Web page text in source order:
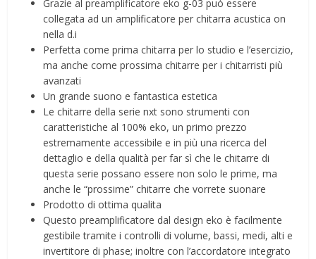
Grazie al preamplificatore eko g-03 può essere
collegata ad un amplificatore per chitarra acustica on
nella d.i
Perfetta come prima chitarra per lo studio e l’esercizio,
ma anche come prossima chitarre per i chitarristi più
avanzati
Un grande suono e fantastica estetica
Le chitarre della serie nxt sono strumenti con
caratteristiche al 100% eko, un primo prezzo
estremamente accessibile e in più una ricerca del
dettaglio e della qualità per far sì che le chitarre di
questa serie possano essere non solo le prime, ma
anche le “prossime” chitarre che vorrete suonare
Prodotto di ottima qualita
Questo preamplificatore dal design eko è facilmente
gestibile tramite i controlli di volume, bassi, medi, alti e
invertitore di phase; inoltre con l’accordatore integrato